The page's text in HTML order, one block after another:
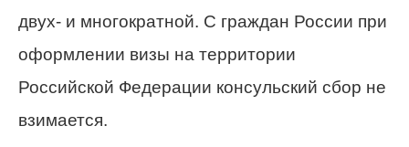
двух- и многократной. С граждан России при
оформлении визы на территории
Российской Федерации консульский сбор не
взимается.